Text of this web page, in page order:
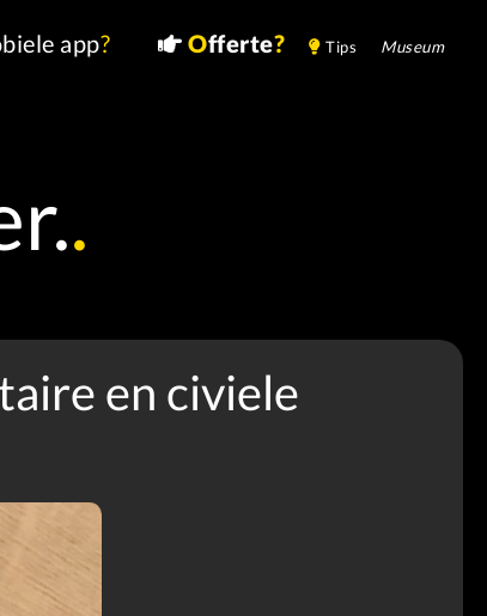
app? Offerte? Tips Museum
.
en civiele